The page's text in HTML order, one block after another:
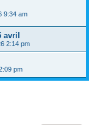
9:34 am
avril
2:14 pm
pm